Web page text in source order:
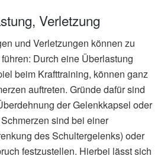
Verletzung
und Verletzungen können zu
Durch eine Überlastung
beim Krafttraining, können ganz
auftreten. Gründe dafür sind
der Gelenkkapsel oder
sind bei einer
des Schultergelenks) oder
festzustellen. Hierbei lässt sich